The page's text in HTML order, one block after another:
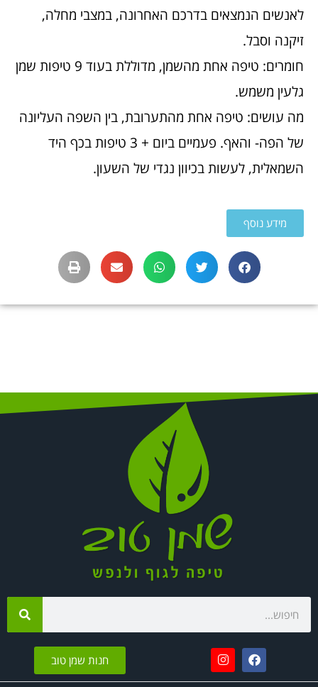
לאנשים הנמצאים בדרכם האחרונה, במצבי מחלה,
זיקנה וסבל.
חומרים: טיפה אחת מהשמן, מדוללת בעוד 9 טיפות שמן
גלעין משמש.
מה עושים: טיפה אחת מהתערובת, בין השפה העליונה
של הפה- והאף. פעמיים ביום + 3 טיפות בכף היד
השמאלית, לעשות בכיוון נגדי של השעון.
מידע נוסף
חנות שמן טוב